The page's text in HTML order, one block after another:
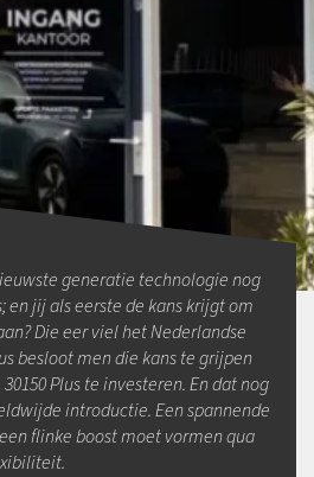
generatie technologie nog
en jij als eerste de kans krijgt om
Die eer viel het Nederlandse
besloot men die kans te grijpen
Plus te investeren. En dat nog
introductie. Een spannende
flinke boost moet vormen qua